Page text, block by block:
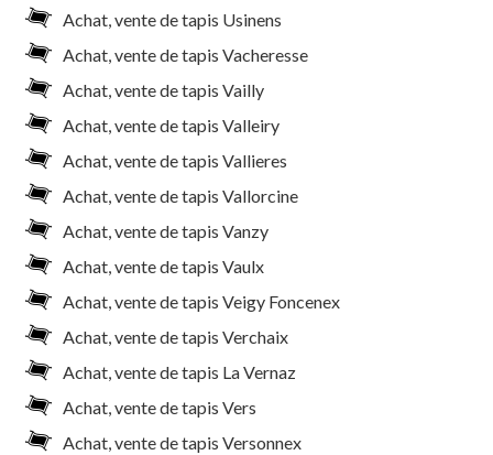
Achat, vente de tapis Usinens
Achat, vente de tapis Vacheresse
Achat, vente de tapis Vailly
Achat, vente de tapis Valleiry
Achat, vente de tapis Vallieres
Achat, vente de tapis Vallorcine
Achat, vente de tapis Vanzy
Achat, vente de tapis Vaulx
Achat, vente de tapis Veigy Foncenex
Achat, vente de tapis Verchaix
Achat, vente de tapis La Vernaz
Achat, vente de tapis Vers
Achat, vente de tapis Versonnex